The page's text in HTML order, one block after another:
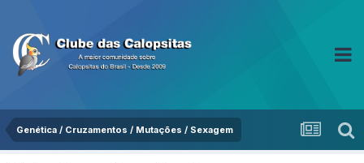
Genética / Cruzamentos / Mutações / Sexagem